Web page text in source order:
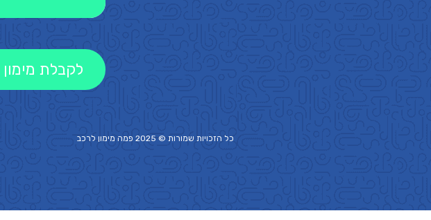
לקבלת
כל הזכויות שמורות © 2025 פמה מימון לרכב